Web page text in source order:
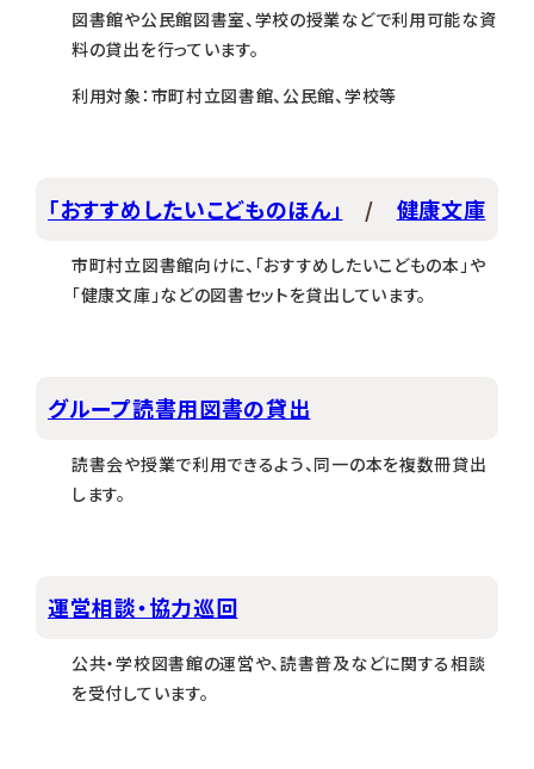
図書館や公民館図書室、学校の授業などで利用可能な資
料の貸出を行っています。
利用対象：市町村立図書館、公民館、学校等
「おすすめしたいこどものほん」 / 健康文庫
市町村立図書館向けに、「おすすめしたいこどもの本」や
「健康文庫」などの図書セットを貸出しています。
グループ読書用図書の貸出
読書会や授業で利用できるよう、同一の本を複数冊貸出
します。
運営相談・協力巡回
公共・学校図書館の運営や、読書普及などに関する相談
を受付しています。